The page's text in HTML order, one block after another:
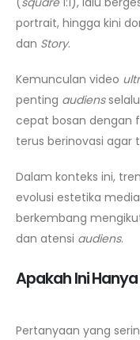
portrait, hingga kini
dan Story.
Kemunculan video
penting audiens
cepat bosan dengan
terus berinovasi agar
Dalam konteks ini,
evolusi estetika
berkembang
dan atensi audiens.
Apakah Ini
Pertanyaan yang